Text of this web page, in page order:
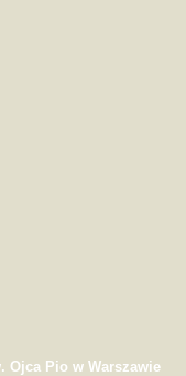
Ojca Pio w Warszawie